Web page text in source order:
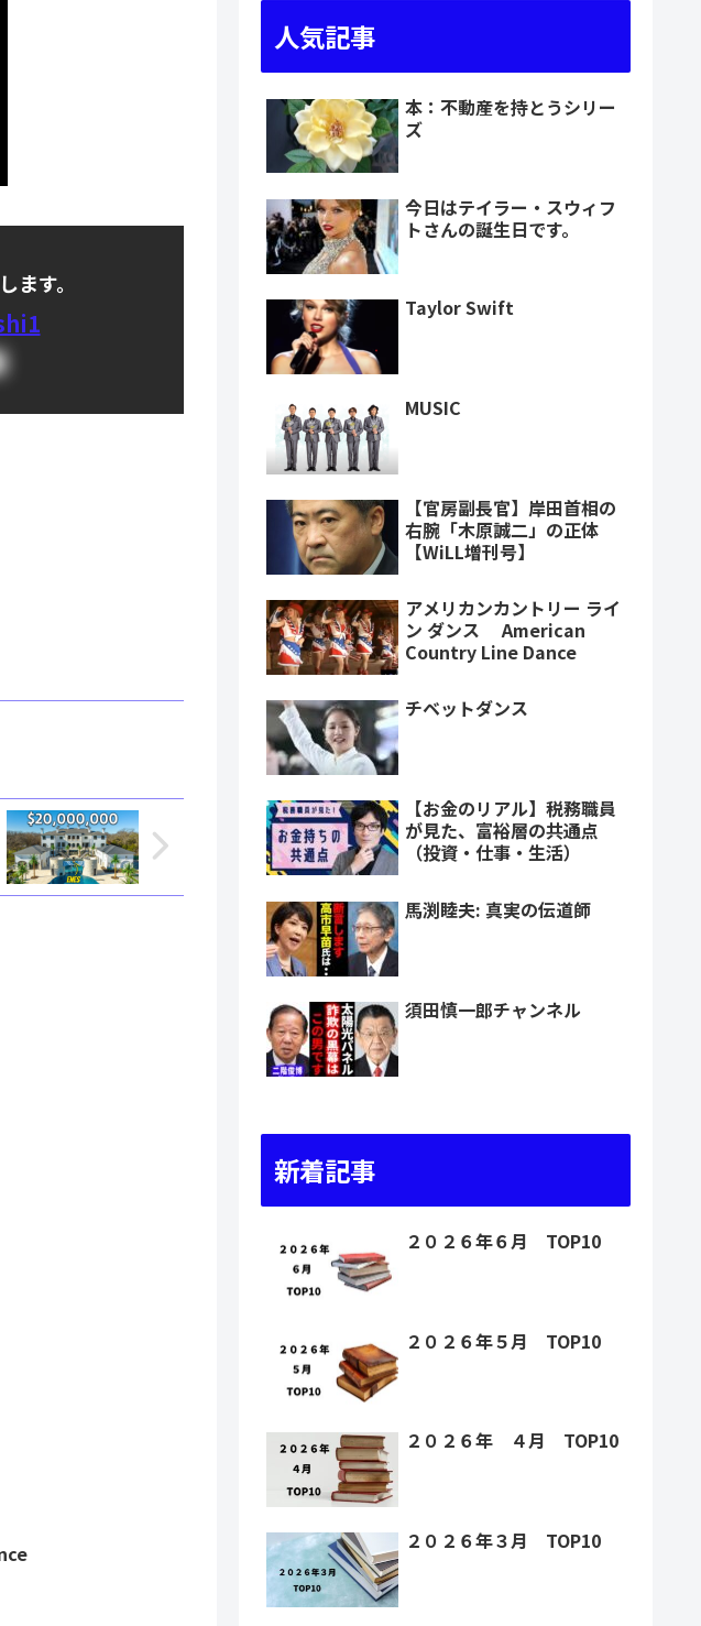
ます。
人気記事
本：不動産を持とうシリー
ズ
今日はテイラー・スウィフ
トさんの誕生日です。
Taylor Swift
MUSIC
【官房副長官】岸田首相の
右腕「木原誠二」の正体
【WiLL増刊号】
アメリカンカントリー ライ
ン ダンス American
Country Line Dance
チベットダンス
【お金のリアル】税務職員
が見た、富裕層の共通点
（投資・仕事・生活）
馬渕睦夫: 真実の伝道師
須田慎一郎チャンネル
新着記事
２０２６年６月 TOP10
２０２６年５月 TOP10
２０２６年 ４月 TOP10
２０２６年３月 TOP10